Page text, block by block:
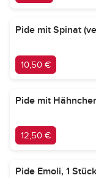
Pide mit Spinat
10,50 €
Pide mit
12,50 €
Pide Emoli, 1 Stück